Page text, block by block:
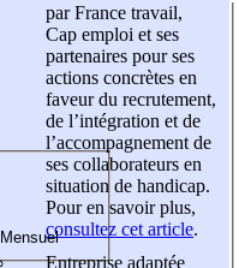
par France travail,
Cap emploi et ses
partenaires pour ses
actions concrètes en
faveur du recrutement,
de l’intégration et de
l’accompagnement de
ses collaborateurs en
situation de handicap.
Pour en savoir plus,
consultez cet article.
Entreprise adaptée